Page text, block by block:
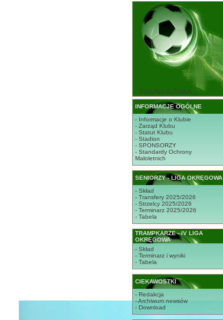
STRONA GŁÓWNA
INFORMACJE OGÓLNE
- Informacje o Klubie
- Zarząd Klubu
- Statut Klubu
- Stadion
- SPONSORZY
- Standardy Ochrony
Małoletnich
SENIORZY - LIGA OKRĘGOWA
- Skład
- Transfery 2025/2026
- Strzelcy 2025/2026
- Terminarz 2025/2026
- Tabela
TRAMPKARZE - IV LIGA
OKRĘGOWA
- Skład
- Terminarz i wyniki
- Tabela
CIEKAWOSTKI
- Redakcja
- Archiwum newsów
- Download